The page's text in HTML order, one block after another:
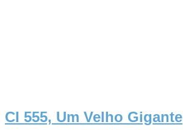
CI 555, Um Velho Gigante